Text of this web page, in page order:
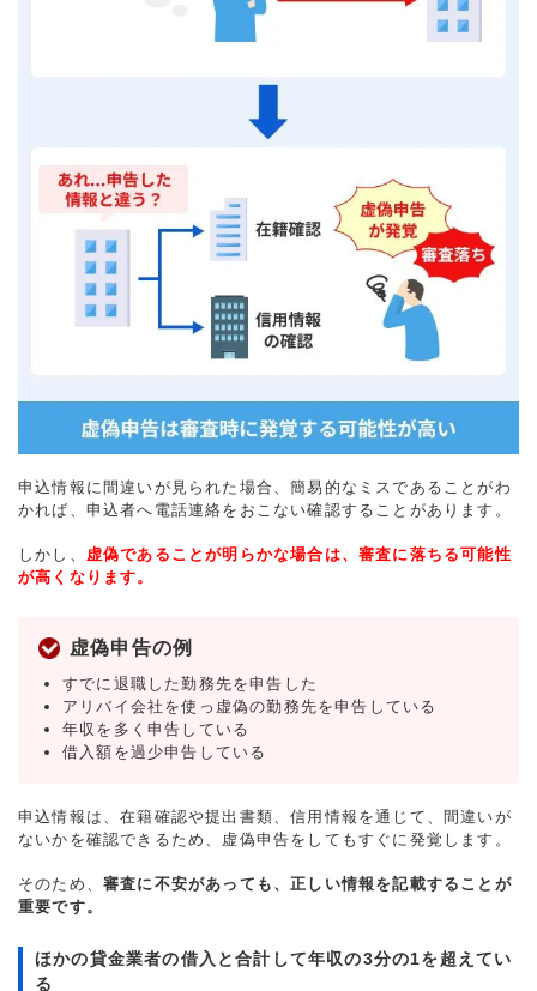
申込情報に間違いが見られた場合、簡易的なミスであることがわ
かれば、申込者へ電話連絡をおこない確認することがあります。
しかし、 虚偽であることが明らかな場合は、審査に落ちる可能性
が高くなります。
虚偽申告の例
すでに退職した勤務先を申告した
アリバイ会社を使っ虚偽の勤務先を申告している
年収を多く申告している
借入額を過少申告している
申込情報は、在籍確認や提出書類、信用情報を通じて、間違いが
ないかを確認できるため、虚偽申告をしてもすぐに発覚します。
そのため、 審査に不安があっても、正しい情報を記載することが
重要です。
ほかの貸金業者の借入と合計して年収の3分の1を超えてい
る